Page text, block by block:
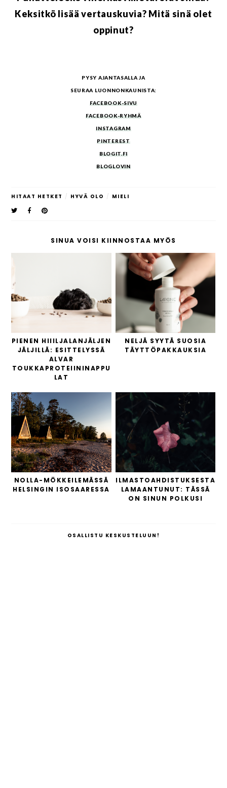
Keksitkö lisää vertauskuvia? Mitä sinä olet
oppinut?
PYSY AJANTASALLA JA
SEURAA LUONNONKAUNISTA:
FACEBOOK-SIVU
FACEBOOK-RYHMÄ
INSTAGRAM
PINTEREST
BLOGIT.FI
BLOGLOVIN
HITAAT HETKET / HYVÄ OLO / MIELI
SINUA VOISI KIINNOSTAA MYÖS
PIENEN HIIILJALANJÄLJEN
JÄLJILLÄ: ESITTELYSSÄ
ALVAR
TOUKKAPROTEIININAPPU
LAT
NELJÄ SYYTÄ SUOSIA
TÄYTTÖPAKKAUKSIA
NOLLA-MÖKKEILEMÄSSÄ
HELSINGIN ISOSAARESSA
ILMASTOAHDISTUKSESTA
LAMAANTUNUT: TÄSSÄ
ON SINUN POLKUSI
OSALLISTU KESKUSTELUUN!